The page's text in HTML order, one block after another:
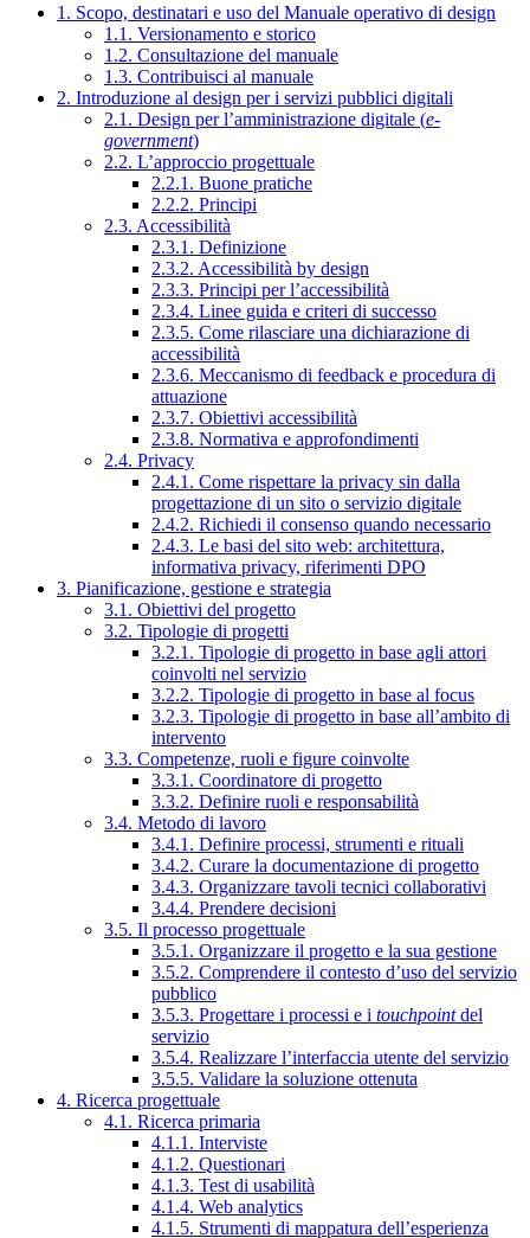
1. Scopo, destinatari e uso del Manuale operativo di design
1.1. Versionamento e storico
1.2. Consultazione del manuale
1.3. Contribuisci al manuale
2. Introduzione al design per i servizi pubblici digitali
2.1. Design per l’amministrazione digitale (e-
government)
2.2. L’approccio progettuale
2.2.1. Buone pratiche
2.2.2. Principi
2.3. Accessibilità
2.3.1. Definizione
2.3.2. Accessibilità by design
2.3.3. Principi per l’accessibilità
2.3.4. Linee guida e criteri di successo
2.3.5. Come rilasciare una dichiarazione di
accessibilità
2.3.6. Meccanismo di feedback e procedura di
attuazione
2.3.7. Obiettivi accessibilità
2.3.8. Normativa e approfondimenti
2.4. Privacy
2.4.1. Come rispettare la privacy sin dalla
progettazione di un sito o servizio digitale
2.4.2. Richiedi il consenso quando necessario
2.4.3. Le basi del sito web: architettura,
informativa privacy, riferimenti DPO
3. Pianificazione, gestione e strategia
3.1. Obiettivi del progetto
3.2. Tipologie di progetti
3.2.1. Tipologie di progetto in base agli attori
coinvolti nel servizio
3.2.2. Tipologie di progetto in base al focus
3.2.3. Tipologie di progetto in base all’ambito di
intervento
3.3. Competenze, ruoli e figure coinvolte
3.3.1. Coordinatore di progetto
3.3.2. Definire ruoli e responsabilità
3.4. Metodo di lavoro
3.4.1. Definire processi, strumenti e rituali
3.4.2. Curare la documentazione di progetto
3.4.3. Organizzare tavoli tecnici collaborativi
3.4.4. Prendere decisioni
3.5. Il processo progettuale
3.5.1. Organizzare il progetto e la sua gestione
3.5.2. Comprendere il contesto d’uso del servizio
pubblico
3.5.3. Progettare i processi e i touchpointdel
servizio
3.5.4. Realizzare l’interfaccia utente del servizio
3.5.5. Validare la soluzione ottenuta
4. Ricerca progettuale
4.1. Ricerca primaria
4.1.1. Interviste
4.1.2. Questionari
4.1.3. Test di usabilità
4.1.4. Web analytics
4.1.5. Strumenti di mappatura dell’esperienza